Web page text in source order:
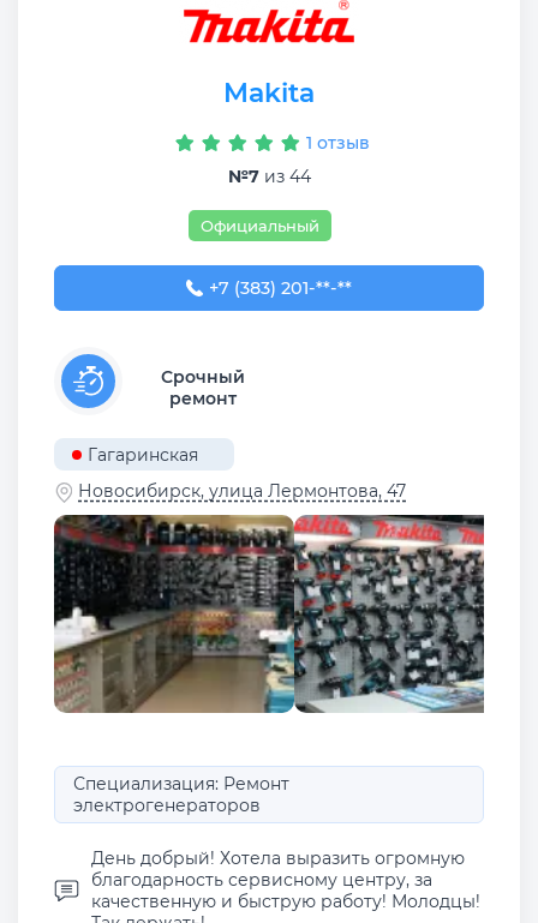
Makita
1 отзыв
№7из 44
Официальный
+7 (383) 201-30-33
+7 (383) 201-**-**
Срочный
ремонт
Гагаринская
Новосибирск, улица Лермонтова, 47
Специализация: Ремонт
электрогенераторов
День добрый! Хотела выразить огромную
благодарность сервисному центру, за
качественную и быструю работу! Молодцы!